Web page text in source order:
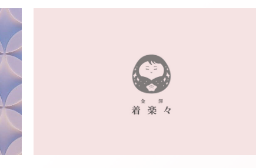
石川県金沢市此花町3-2 ライブ1ビル B1F
076-210-4931